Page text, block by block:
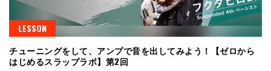
LESSON
チューニングをして、アンプで音を出してみよう！【ゼロから
はじめるスラップラボ】第2回